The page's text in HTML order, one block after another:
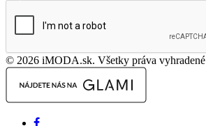
© 2026 iMODA.sk. Všetky práva vyhradené